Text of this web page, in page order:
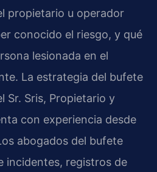
propietario u operador
conocido el riesgo, y qué
lesionada en el
La estrategia del bufete
Sr. Sris, Propietario y
con experiencia desde
abogados del bufete
incidentes, registros de